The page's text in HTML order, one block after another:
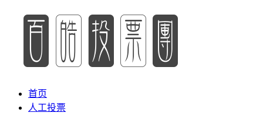
首页
人工投票